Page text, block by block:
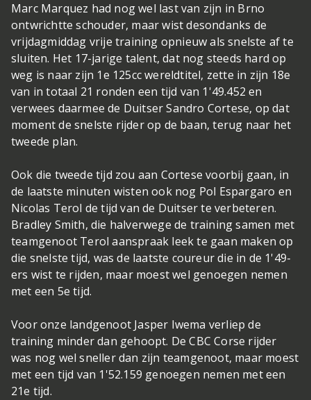
Marc Marquez had nog wel last van zijn in Brno
ontwrichtte schouder, maar wist desondanks de
vrijdagmiddag vrije training opnieuw als snelste af te
sluiten. Het 17-jarige talent, dat nog steeds hard op
weg is naar zijn 1e 125cc wereldtitel, zette in zijn 18e
van in totaal 21 ronden een tijd van 1'49.452 en
verwees daarmee de Duitser Sandro Cortese, op dat
moment de snelste rijder op de baan, terug naar het
tweede plan.
Ook die tweede tijd zou aan Cortese voorbij gaan, in
de laatste minuten wisten ook nog Pol Espargaro en
Nicolas Terol de tijd van de Duitser te verbeteren.
Bradley Smith, die halverwege de training samen met
teamgenoot Terol aanspraak leek te gaan maken op
die snelste tijd, was de laatste coureur die in de 1'49-
ers wist te rijden, maar moest wel genoegen nemen
met een 5e tijd.
Voor onze landgenoot Jasper Iwema verliep de
training minder dan gehoopt. De CBC Corse rijder
was nog wel sneller dan zijn teamgenoot, maar moest
met een tijd van 1'52.159 genoegen nemen met een
21e tijd.